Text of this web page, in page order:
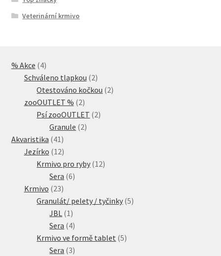
Veterinární krmivo
% Akce 44
produkty
Schváleno tlapkou 22
produkty
Otestováno kočkou 22
zooOUTLET % 22
produkty
Psí zooOUTLET 22
Granule 22
Akvaristika 41 41
produktů
Jezírko 1212
produktů
Krmivo pro ryby 1212
Sera 66
Krmivo 2323
produktů
Granulát/ pelety / tyčinky 55
JBL 1 1
produkt
Sera 44
produkty
Krmivo ve formě tablet 55
Sera 33